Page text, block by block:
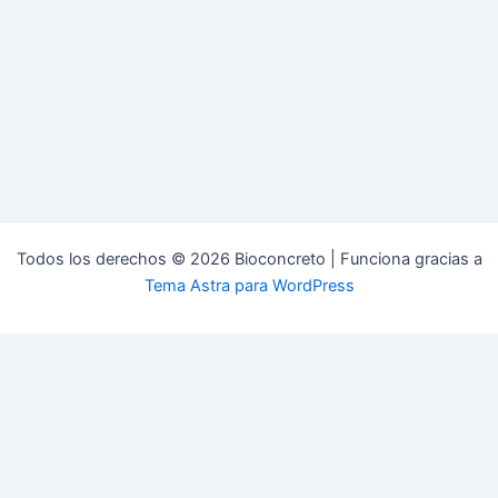
Todos los derechos © 2026 Bioconcreto | Funciona gracias a
Tema Astra para WordPress